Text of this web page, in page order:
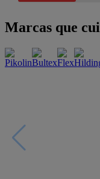
Marcas que
Esenciales con